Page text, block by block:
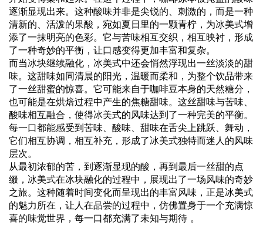
逐渐显现出来。这种酸味并非是尖锐的、刺激的，而是一种
清新的、活泼的果酸，宛如夏日里的一颗青柠，为冰美式增
添了一抹明亮的色彩。它与苦味相互交织，相互映衬，形成
了一种奇妙的平衡，让口感变得更加丰富和复杂。
而当冰块继续融化，冰美式中还会悄然浮现出一丝淡淡的甜
味。这甜味如同清晨的阳光，温暖而柔和，为整个饮品带来
了一丝甜蜜的惊喜。它可能来自于咖啡豆本身的天然糖分，
也可能是在烘焙过程中产生的焦糖甜味。这丝甜味与苦味、
酸味相互融合，使得冰美式的风味达到了一种完美的平衡。
每一口都能感受到苦味、酸味、甜味在舌尖上跳跃、舞动，
它们相互协调，相互补充，形成了冰美式独特而迷人的风味
层次。
从最初浓郁的苦，到逐渐显现的酸，再到最后一丝甜的点
缀，冰美式在冰块融化的过程中，展现出了一场风味的奇妙
之旅。这种随着时间变化而呈现出的丰富风味，正是冰美式
的魅力所在，让人在品尝的过程中，仿佛置身于一个充满惊
喜的味觉世界，每一口都充满了未知与期待 。